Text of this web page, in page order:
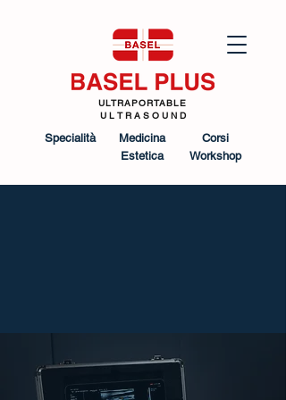
ULTRAPORTABLE
U L T R A S O U N D
Specialità
Medicina
Estetica
Corsi
Workshop